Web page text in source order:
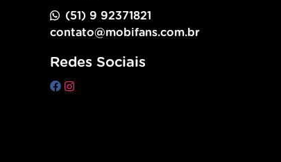
(51) 9 92371821
contato@mobifans.com.br
Redes Sociais